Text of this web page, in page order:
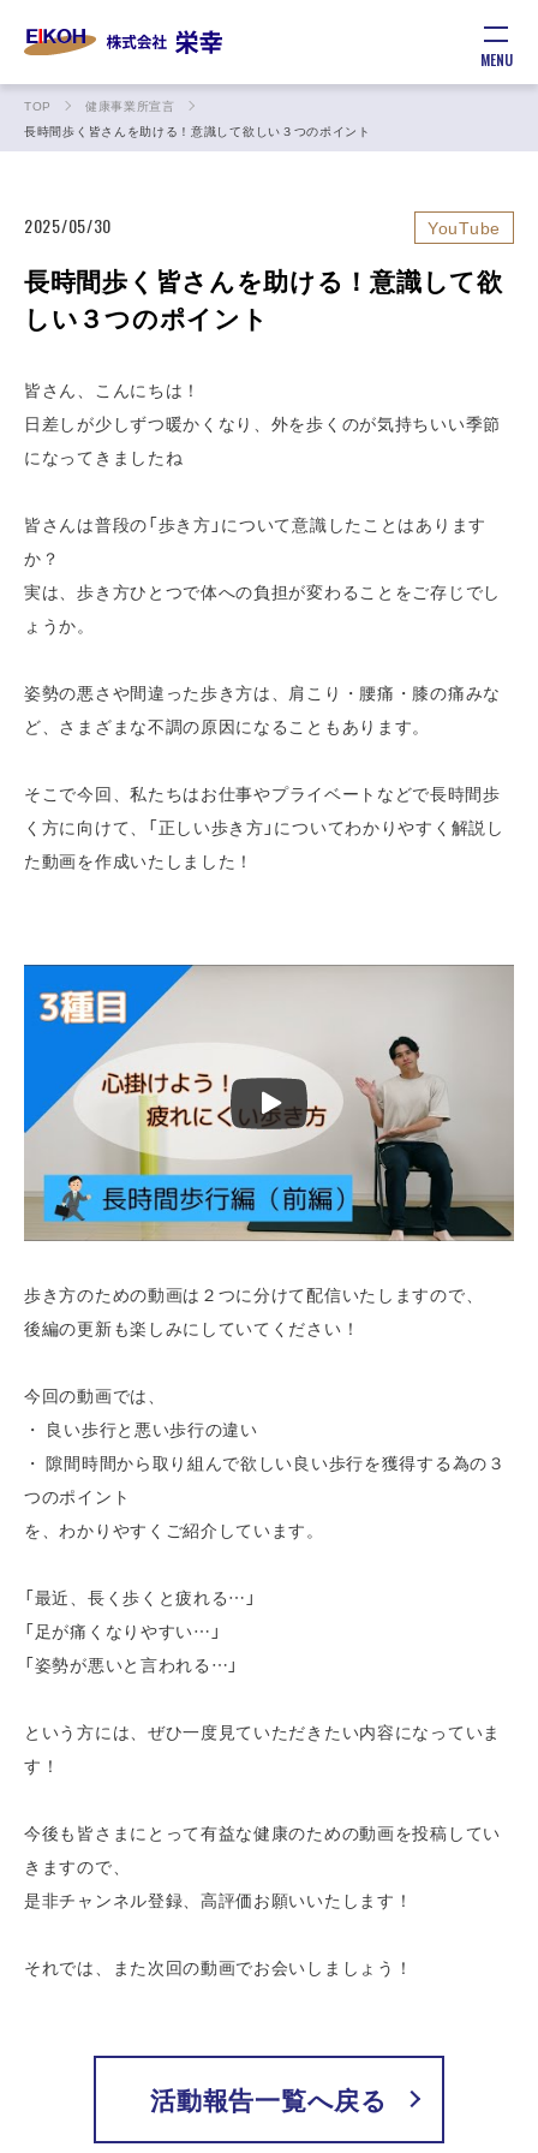
MENU
TOP
健康事業所宣言
長時間歩く皆さんを助ける！意識して欲しい３つのポイント
2025/05/30 YouTube
長時間歩く皆さんを助ける！意識して欲
しい３つのポイント
皆さん、こんにちは！
日差しが少しずつ暖かくなり、外を歩くのが気持ちいい季節
になってきましたね
皆さんは普段の「歩き方」について意識したことはあります
か？
実は、歩き方ひとつで体への負担が変わることをご存じでし
ょうか。
姿勢の悪さや間違った歩き方は、肩こり・腰痛・膝の痛みな
ど、さまざまな不調の原因になることもあります。
そこで今回、私たちはお仕事やプライベートなどで長時間歩
く方に向けて、「正しい歩き方」についてわかりやすく解説し
た動画を作成いたしました！
歩き方のための動画は２つに分けて配信いたしますので、
後編の更新も楽しみにしていてください！
今回の動画では、
・ 良い歩行と悪い歩行の違い
・ 隙間時間から取り組んで欲しい良い歩行を獲得する為の３
つのポイント
を、わかりやすくご紹介しています。
「最近、長く歩くと疲れる…」
「足が痛くなりやすい…」
「姿勢が悪いと言われる…」
という方には、ぜひ一度見ていただきたい内容になっていま
す！
今後も皆さまにとって有益な健康のための動画を投稿してい
きますので、
是非チャンネル登録、高評価お願いいたします！
それでは、また次回の動画でお会いしましょう！
活動報告一覧へ戻る